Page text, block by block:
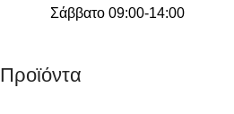
Σάββατο 09:00-14:00
Προϊόντα